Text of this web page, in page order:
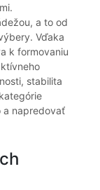
a to od
Vďaka
k formovaniu
stabilita
a napredovať